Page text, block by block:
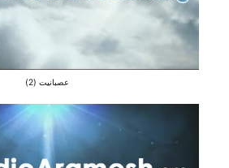
عصبانیت (2)